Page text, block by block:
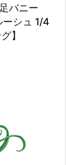
バニー
シュ 1/4
】